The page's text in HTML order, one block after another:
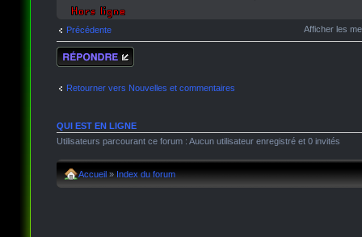
Précédente Afficher les
Répondre
Retourner vers Nouvelles et commentaires
QUI EST EN LIGNE
Utilisateurs parcourant ce forum : Aucun utilisateur enregistré et 0 invités
Accueil » Index du forum